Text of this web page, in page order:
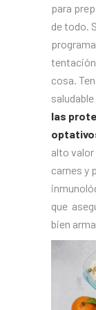
para
de todo.
tentación
cosa.
saludable
las
alto
carnes y
que
bien